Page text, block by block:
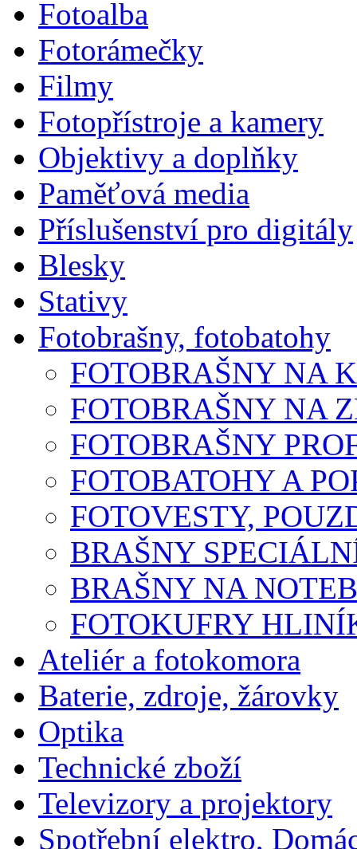
Fotoalba
Fotorámečky
Filmy
Fotopřístroje a kamery
Objektivy a doplňky
Paměťová media
Příslušenství pro digitály
Blesky
Stativy
Fotobrašny, fotobatohy
FOTOBRAŠNY NA
FOTOBRAŠNY NA
FOTOBRAŠNY
FOTOBATOHY A
FOTOVESTY,
BRAŠNY
BRAŠNY NA
FOTOKUFRY
Ateliér a fotokomora
Baterie, zdroje, žárovky
Optika
Technické zboží
Televizory a projektory
Spotřební elektro,